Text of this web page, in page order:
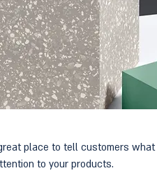
place to tell customers
to your products.